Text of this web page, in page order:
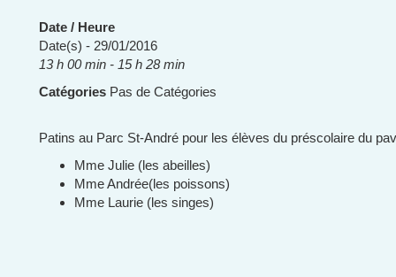
Date / Heure
Date(s) - 29/01/2016
13 h 00 min - 15 h 28 min
Catégories Pas de Catégories
Patins au Parc St-André pour les élèves du préscolaire du
Mme Julie (les abeilles)
Mme Andrée(les poissons)
Mme Laurie (les singes)